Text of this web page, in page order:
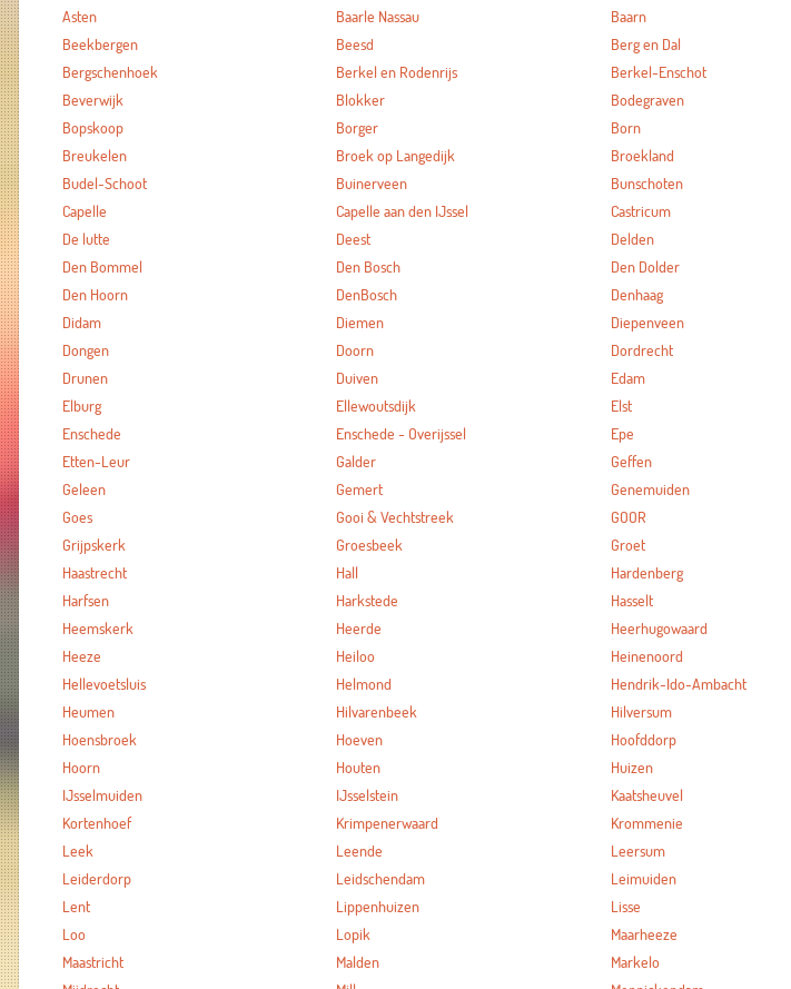
Asten
Baarle Nassau Baarn
Beekbergen
Beesd Berg en Dal
Bergschenhoek
Berkel en Rodenrijs Berkel-Enschot
Beverwijk
Blokker Bodegraven
Bopskoop
Borger Born
Breukelen
Broek op Langedijk Broekland
Budel-Schoot
Buinerveen Bunschoten
Capelle
Capelle aan den IJssel Castricum
De lutte
Deest Delden
Den Bommel
Den Bosch Den Dolder
Den Hoorn
DenBosch Denhaag
Didam
Diemen Diepenveen
Dongen
Doorn Dordrecht
Drunen
Duiven Edam
Elburg
Ellewoutsdijk Elst
Enschede
Enschede - Overijssel Epe
Etten-Leur
Galder Geffen
Geleen
Gemert Genemuiden
Goes
Gooi & Vechtstreek GOOR
Grijpskerk
Groesbeek Groet
Haastrecht
Hall Hardenberg
Harfsen
Harkstede Hasselt
Heemskerk
Heerde Heerhugowaard
Heeze
Heiloo Heinenoord
Hellevoetsluis
Helmond Hendrik-Ido-Ambacht
Heumen
Hilvarenbeek Hilversum
Hoensbroek
Hoeven Hoofddorp
Hoorn
Houten Huizen
IJsselmuiden
IJsselstein Kaatsheuvel
Kortenhoef
Krimpenerwaard Krommenie
Leek
Leende Leersum
Leiderdorp
Leidschendam Leimuiden
Lent
Lippenhuizen Lisse
Loo
Lopik Maarheeze
Maastricht
Malden Markelo